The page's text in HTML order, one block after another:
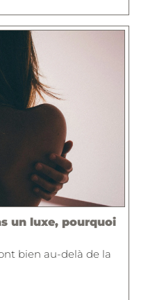
un luxe, pourquoi
bien au-delà de la